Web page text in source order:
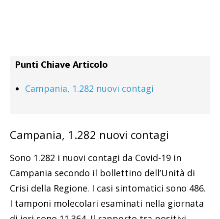
Punti Chiave Articolo
Campania, 1.282 nuovi contagi
Campania, 1.282 nuovi contagi
Sono 1.282 i nuovi contagi da Covid-19 in
Campania secondo il bollettino dell’Unità di
Crisi della Regione. I casi sintomatici sono 486.
I tamponi molecolari esaminati nella giornata